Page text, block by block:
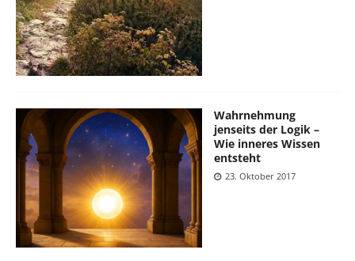
Wahrnehmung
jenseits der Logik –
Wie inneres Wissen
entsteht
23. Oktober 2017